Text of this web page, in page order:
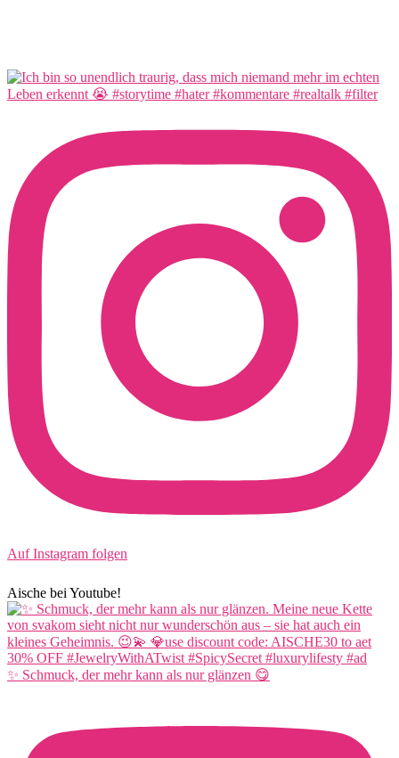
Auf Instagram folgen
Aische bei Youtube!
✨ Schmuck, der mehr kann als nur glänzen 😋